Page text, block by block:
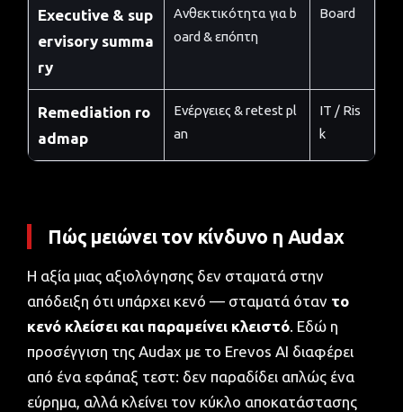
Executive & sup
ervisory summa
ry
Ανθεκτικότητα για b
oard & επόπτη
Board
Remediation ro
admap
Ενέργειες & retest pl
an
IT / Ris
k
Πώς μειώνει τον κίνδυνο η Audax
Η αξία μιας αξιολόγησης δεν σταματά στην
απόδειξη ότι υπάρχει κενό — σταματά όταν το
κενό κλείσει και παραμείνει κλειστό. Εδώ η
προσέγγιση της Audax με το Erevos AI διαφέρει
από ένα εφάπαξ τεστ: δεν παραδίδει απλώς ένα
εύρημα, αλλά κλείνει τον κύκλο αποκατάστασης